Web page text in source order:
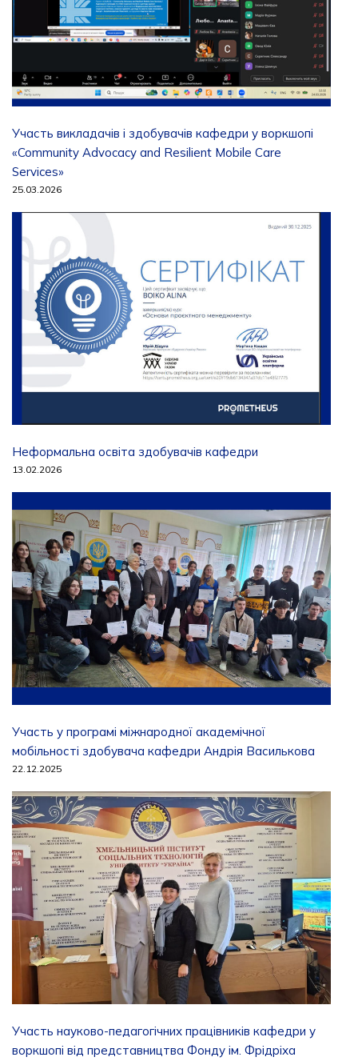
Участь викладачів і здобувачів кафедри у воркшопі
«Community Advocacy and Resilient Mobile Care
Services»
25.03.2026
Неформальна освіта здобувачів кафедри
13.02.2026
Участь у програмі міжнародної академічної
мобільності здобувача кафедри Андрія Василькова
22.12.2025
Участь науково-педагогічних працівників кафедри у
воркшопі від представництва Фонду ім. Фрідріха